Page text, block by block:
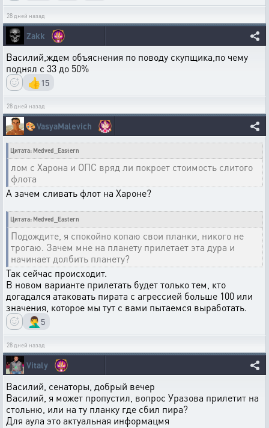
28 дней назад
Zakk
Василий,ждем объяснения по поводу скупщика,по чему
поднял с 33 до 50%
👍15
28 дней назад
🎨VasyaMalevich
Цитата: Medved_Eastern
лом с Харона и ОПС вряд ли покроет стоимость слитого
флота
А зачем сливать флот на Хароне?
Цитата: Medved_Eastern
Подождите, я спокойно копаю свои планки, никого не
трогаю. Зачем мне на планету прилетает эта дура и
начинает долбить планету?
Так сейчас происходит.
В новом варианте прилетать будет только тем, кто
догадался атаковать пирата с агрессией больше 100 или
значения, которое мы тут с вами пытаемся выработать.
🤦‍♂️ 5
28 дней назад
Vitaly
Василий, сенаторы, добрый вечер
Василий, я может пропустил, вопрос Уразова прилетит на
стольню, или на ту планку где сбил пира?
Для аула это актуальная информацмя